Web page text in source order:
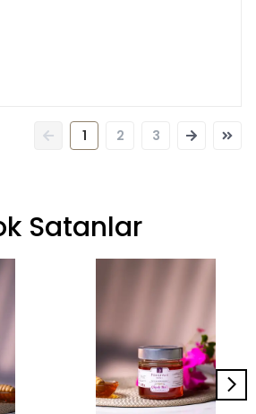
1 2 3
Satanlar